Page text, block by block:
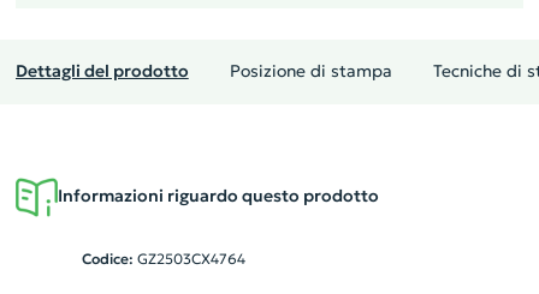
Dettagli del prodotto Posizione di stampa Tecniche di
Informazioni riguardo questo prodotto
Codice: GZ2503CX4764